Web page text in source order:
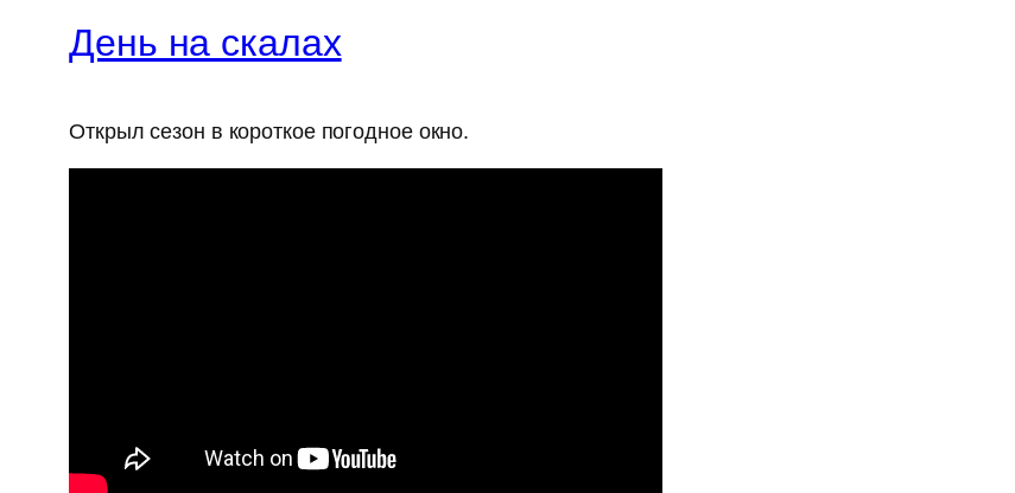
День на скалах
Открыл сезон в короткое погодное окно.